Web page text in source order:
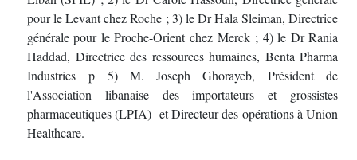
pour le Levant chez Roche ; 3) le Dr Hala Sleiman, Directrice
générale pour le Proche-Orient chez Merck ; 4) le Dr Rania
Haddad, Directrice des ressources humaines, Benta Pharma
Industries p 5) M. Joseph Ghorayeb, Président de
l'Association libanaise des importateurs et grossistes
pharmaceutiques (LPIA) et Directeur des opérations à Union
Healthcare.